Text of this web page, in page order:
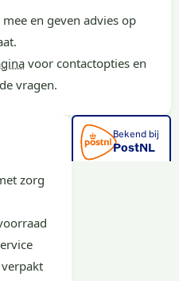
en geven advies op
voor contactopties en
vragen.
zorg